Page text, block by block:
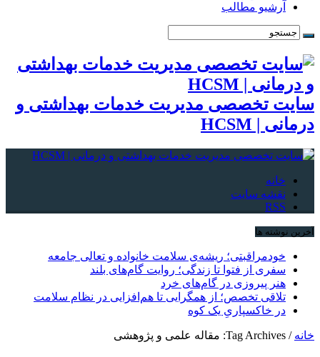
آرشیو مطالب
سایت تخصصی مدیریت خدمات بهداشتی و
درمانی | HCSM
خانه
نقشه سایت
RSS
آخرین نوشته ها
خودمراقبتی؛ ریشه‌ی سلامت خانواده و تعالی جامعه
سفری از فتوا تا زندگی؛ روایت گام‌های بلند
هنر پیروزی در گام‌های خرد
تلاقی تخصص؛ از همگرایی تا هم‌افزایی در نظام سلامت
در خاکسپاریِ یک کوه
خانه / Tag Archives: مقاله علمی و پژوهشی